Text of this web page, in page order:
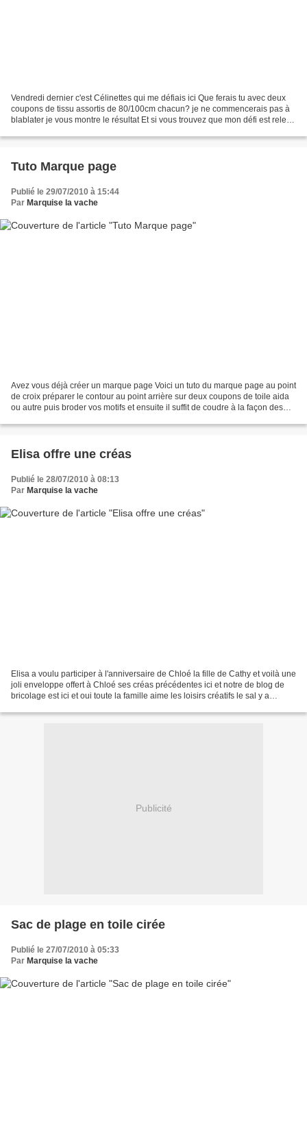
Vendredi dernier c'est Célinettes qui me défiais ici Que ferais tu avec deux
coupons de tissu assortis de 80/100cm chacun? je ne commencerais pas à
blablater je vous montre le résultat Et si vous trouvez que mon défi est relevé
Tuto Marque page
Publié le 29/07/2010 à 15:44
Par Marquise la vache
Avez vous déjà créer un marque page Voici un tuto du marque page au point
de croix préparer le contour au point arrière sur deux coupons de toile aida
ou autre puis broder vos motifs et ensuite il suffit de coudre à la façon des
Elisa offre une créas
Publié le 28/07/2010 à 08:13
Par Marquise la vache
Elisa a voulu participer à l'anniversaire de Chloé la fille de Cathy et voilà une
joli enveloppe offert à Chloé ses créas précédentes ici et notre de blog de
bricolage est ici et oui toute la famille aime les loisirs créatifs le sal y a
Publicité
Sac de plage en toile cirée
Publié le 27/07/2010 à 05:33
Par Marquise la vache